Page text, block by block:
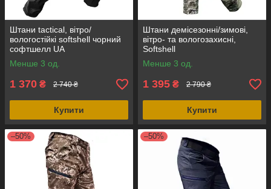
Штани tactical, вітро/
вологостійкі softshell чорний
софтшелл UA
Менше 3 од.
1 370 ₴ 2 740 ₴
Купити
Штани демісезонні/зимові,
вітро- та вологозахисні,
Softshell
Менше 3 од.
1 395 ₴ 2 790 ₴
Купити
–50% –50%